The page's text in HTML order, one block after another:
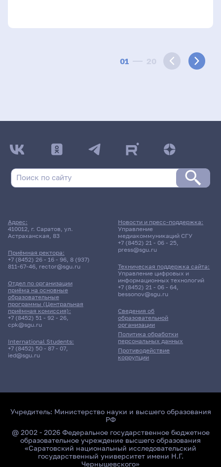
01 20
Адрес:
410012, г. Саратов, ул.
Астраханская, 83
Приёмная ректора:
+7 (8452) 26 - 16 - 96, 8 (937)
811-67-46, rector@sgu.ru
Отдел по организации
приёма на основные
образовательные
программы (Центральная
приёмная комиссия):
+7 (8452) 51 - 92 - 26,
cpk@sgu.ru
International Students:
+7 (8452) 50 - 87 - 07,
ied@sgu.ru
Сведения об
образовательной
организации
Политика обработки
персональных данных
Противодействие
коррупции
Новости и пресс-поддержка:
Управление
медиакоммуникаций СГУ
+7 (8452) 21 - 06 - 25,
press@sgu.ru
Техническая поддержка сайта:
Управление цифровых и
информационных технологий
+7 (8452) 21 - 06 - 64,
bessonov@sgu.ru
Учредитель: Министерство науки и высшего образования
РФ
@ 2002 - 2026 Федеральное государственное бюджетное
образовательное учреждение высшего образования
«Саратовский национальный исследовательский
государственный университет имени Н.Г.
Чернышевского»